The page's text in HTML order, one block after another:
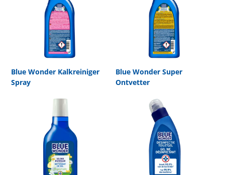
Blue Wonder Kalkreiniger
Spray
Blue Wonder Super
Ontvetter